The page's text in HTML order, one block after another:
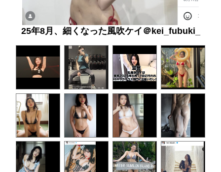
25年8月、細くなった風吹ケイ＠kei_fubuki_